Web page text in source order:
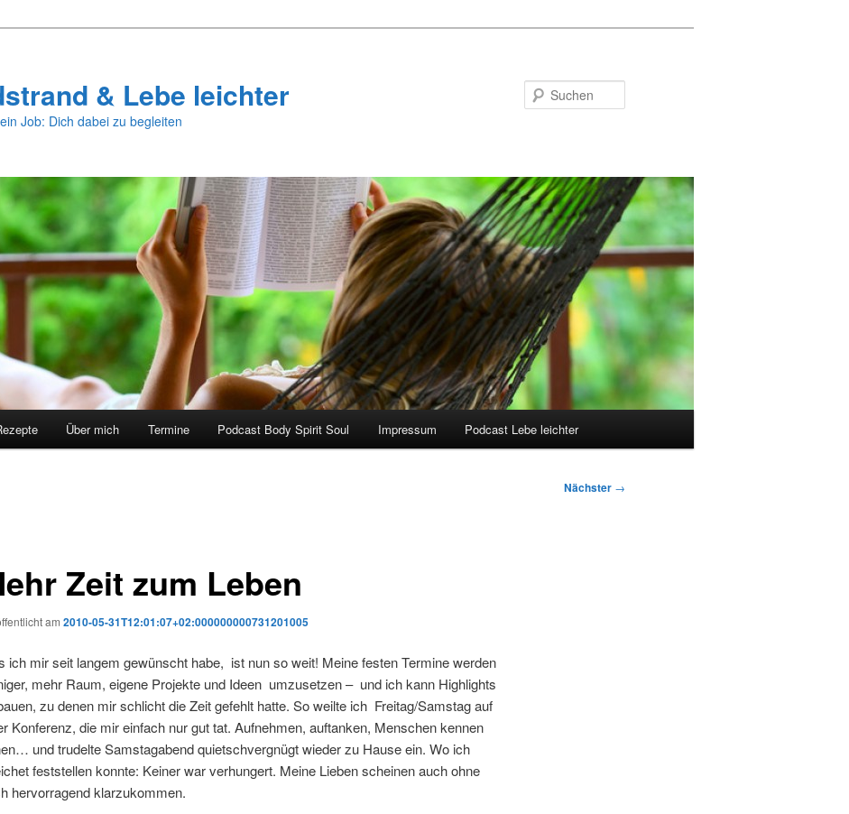
& Lebe leichter
Job: Dich dabei zu begleiten
Über mich Termine Podcast Body Spirit Soul Impressum Podcast Lebe leichter
Nächster →
Zeit zum Leben
am 2010-05-31T12:01:07+02:000000000731201005
ich mir seit langem gewünscht habe, ist nun so weit! Meine festen Termine werden
mehr Raum, eigene Projekte und Ideen umzusetzen – und ich kann Highlights
zu denen mir schlicht die Zeit gefehlt hatte. So weilte ich Freitag/Samstag auf
Konferenz, die mir einfach nur gut tat. Aufnehmen, auftanken, Menschen kennen
und trudelte Samstagabend quietschvergnügt wieder zu Hause ein. Wo ich
feststellen konnte: Keiner war verhungert. Meine Lieben scheinen auch ohne
hervorragend klarzukommen.